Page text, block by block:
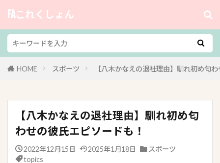
FAこれくしょん
HOME スポーツ 【八木かなえの退社理由】馴れ初め匂
【八木かなえの退社理由】馴れ初め匂
わせの彼氏エピソードも！
2022年12月15日 2025年1月18日
スポーツ
topics